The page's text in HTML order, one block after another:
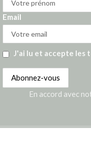
Email
J'ai lu et accepte les
En accord avec